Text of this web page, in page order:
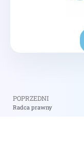
POPRZEDNI
Radca prawny